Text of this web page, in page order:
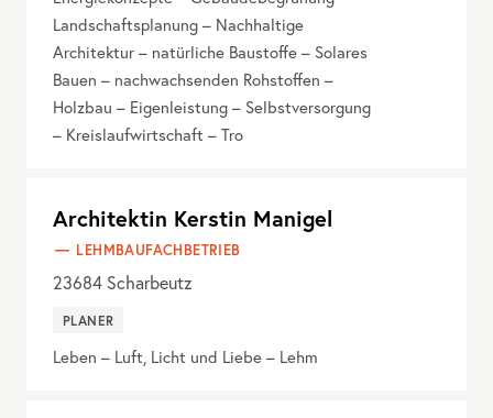
Landschaftsplanung – Nachhaltige
Architektur – natürliche Baustoffe – Solares
Bauen – nachwachsenden Rohstoffen –
Holzbau – Eigenleistung – Selbstversorgung
– Kreislaufwirtschaft – Tro
Architektin Kerstin Manigel
LEHMBAUFACHBETRIEB
23684 Scharbeutz
PLANER
Leben – Luft, Licht und Liebe – Lehm